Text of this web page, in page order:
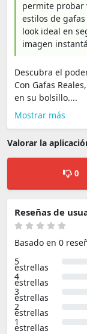
permite probar
estilos de
look ideal en
imagen
Descubra el
Con Gafas
en su bolsillo....
Mostrar más
Valorar la
0
Reseñas de
Basado en 0
5
estrellas
4
estrellas
3
estrellas
2
estrellas
1
estrellas